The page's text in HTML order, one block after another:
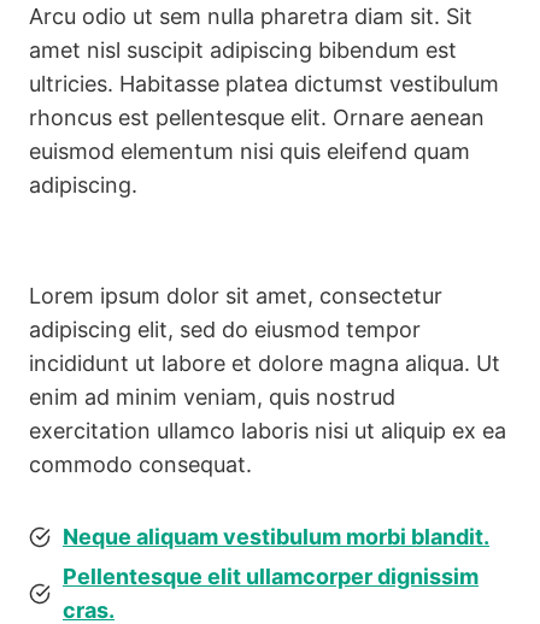
Arcu odio ut sem nulla pharetra diam sit. Sit
amet nisl suscipit adipiscing bibendum est
ultricies. Habitasse platea dictumst vestibulum
rhoncus est pellentesque elit. Ornare aenean
euismod elementum nisi quis eleifend quam
adipiscing.
Lorem ipsum dolor sit amet, consectetur
adipiscing elit, sed do eiusmod tempor
incididunt ut labore et dolore magna aliqua. Ut
enim ad minim veniam, quis nostrud
exercitation ullamco laboris nisi ut aliquip ex ea
commodo consequat.
Neque aliquam vestibulum morbi blandit.
Pellentesque elit ullamcorper dignissim
cras.